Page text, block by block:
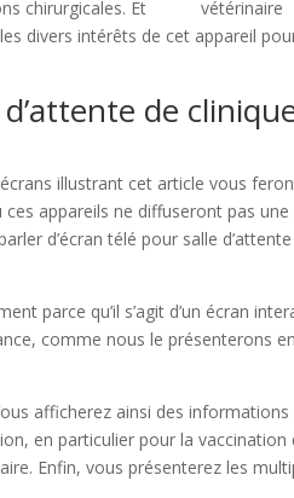
chirurgicales. Et
divers intérêts de cet appareil
de
illustrant cet article vous
appareils ne diffuseront pas
d’écran télé pour salle
parce qu’il s’agit d’un écran
comme nous le présenterons
afficherez ainsi des
en particulier pour la
Enfin, vous présenterez les